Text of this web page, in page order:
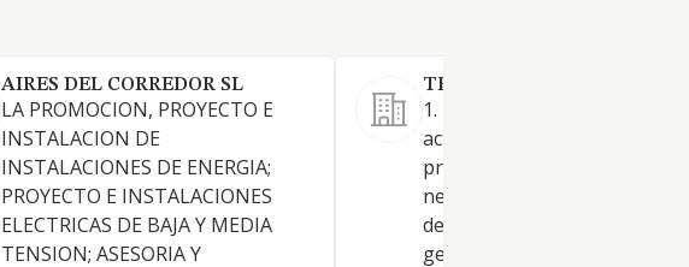
AIRES DEL CORREDOR SL
LA PROMOCION, PROYECTO E
INSTALACION DE
INSTALACIONES DE ENERGIA;
PROYECTO E INSTALACIONES
ELECTRICAS DE BAJA Y MEDIA
TENSION; ASESORIA Y
TRESAWLE ROAD SL.
1. La realización de toda
actividades, obras y servicios
propios o relacionados con
negocios de: a. la promoción
desarrollo de proyectos de
generación de electricidad